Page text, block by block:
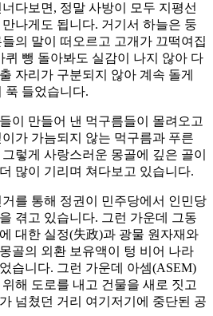
다보면, 정말 사방이 모두 지평선
나게도 됩니다. 거기서 하늘은 둥
의 말이 떠오르고 고개가 끄떡여집
퀴 뺑 돌아봐도 실감이 나지 않아 다
자리가 구분되지 않아 계속 돌게
푹 들었습니다.
이 만들어 낸 먹구름들이 몰려오고
가 가늠되지 않는 먹구름과 푸른
렇게 사랑스러운 몽골에 깊은 골이
많이 기리며 쳐다보고 있습니다.
를 통해 정권이 민주당에서 인민당
겪고 있습니다. 그런 가운데 그동
대한 실정(失政)과 광물 원자재와
골의 외환 보유액이 텅 비어 나라
습니다. 그런 가운데 아셈(ASEM)
해 도로를 내고 건물을 새로 짓고
넘쳤던 거리 여기저기에 중단된 공